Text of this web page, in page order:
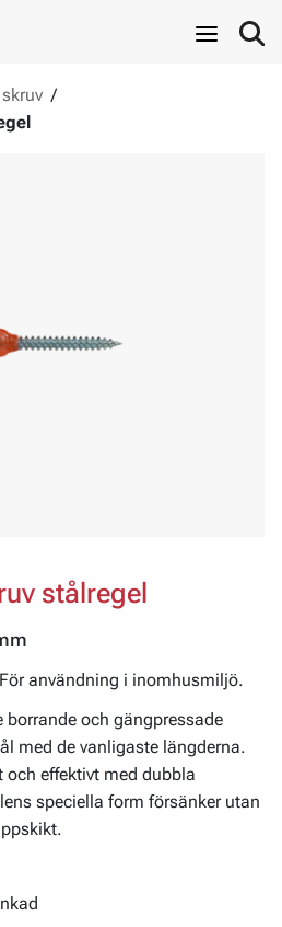
/
stålregel
användning i inomhusmiljö.
borrande och gängpressade
med de vanligaste längderna.
och effektivt med dubbla
speciella form försänker utan